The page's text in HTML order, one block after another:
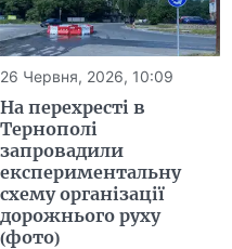
26 Червня, 2026, 10:09
На перехресті в
Тернополі
запровадили
експериментальну
схему організації
дорожнього руху
(фото)